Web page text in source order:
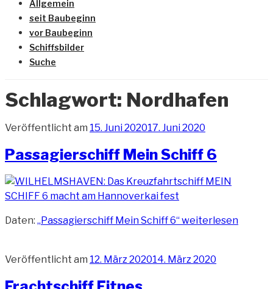
Allgemein
seit Baubeginn
vor Baubeginn
Schiffsbilder
Suche
Schlagwort: Nordhafen
Veröffentlicht am 15. Juni 202017. Juni 2020
Passagierschiff Mein Schiff 6
Daten: „Passagierschiff Mein Schiff 6“weiterlesen
Veröffentlicht am 12. März 202014. März 2020